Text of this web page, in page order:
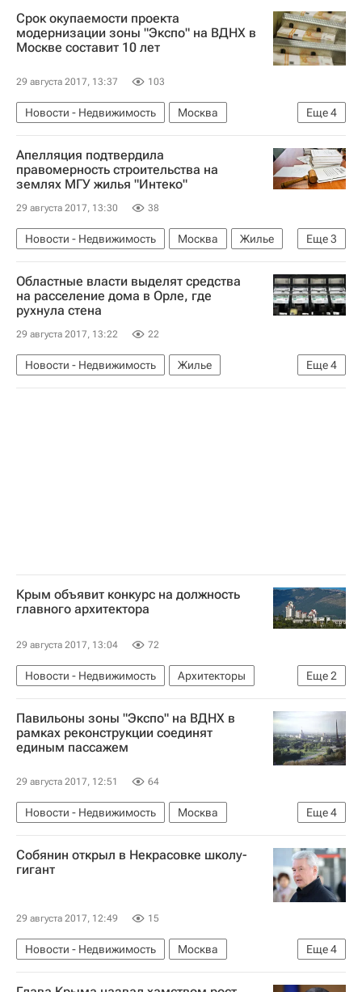
Срок окупаемости проекта
модернизации зоны "Экспо" на ВДНХ в
Москве составит 10 лет
29 августа 2017, 13:37 103
Еще4
Новости - Недвижимость
Москва
Инвестиции
Коммерческая недвижимость
ВДНХ
Россия
Апелляция подтвердила
правомерность строительства на
землях МГУ жилья "Интеко"
29 августа 2017, 13:30 38
Еще3
Новости - Недвижимость Москва
Жилье
Суды
Интеко Россия
Областные власти выделят средства
на расселение дома в Орле, где
рухнула стена
29 августа 2017, 13:22 22
Еще4
Новости - Недвижимость
Жилье
Происшествия
Орловская область
Крым объявит конкурс на должность
главного архитектора
29 августа 2017, 13:04 72
Еще2
Новости - Недвижимость
Архитекторы
Республика Крым
Россия
Павильоны зоны "Экспо" на ВДНХ в
рамках реконструкции соединят
единым пассажем
29 августа 2017, 12:51 64
Еще4
Новости - Недвижимость
Москва
Коммерческая недвижимость
Строительство
ВДНХ
Россия
Собянин открыл в Некрасовке школу-
гигант
29 августа 2017, 12:49 15
Еще4
Новости - Недвижимость
Москва
Сергей Собянин
Школы
Инфраструктура